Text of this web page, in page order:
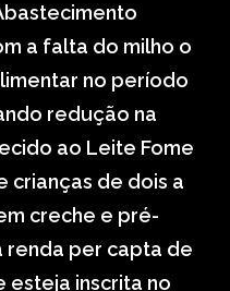
a falta do milho o
no período
redução na
ao Leite Fome
crianças de dois a
creche e pré-
renda per capta de
esteja inscrita no